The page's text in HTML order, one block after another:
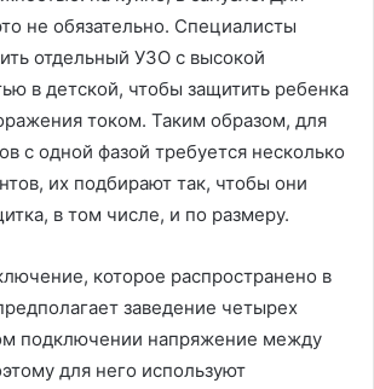
не обязательно. Специалисты
отдельный УЗО с высокой
в детской, чтобы защитить ребенка
током. Таким образом, для
с одной фазой требуется несколько
их подбирают так, чтобы они
в том числе, и по размеру.
которое распространено в
заведение четырех
подключении напряжение между
для него используют